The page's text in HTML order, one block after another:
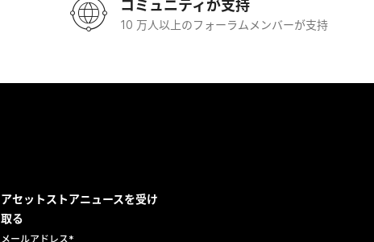
コミュニティが支持
10 万人以上のフォーラムメンバーが支持
アセットストアニュースを受け
取る
メールアドレス*